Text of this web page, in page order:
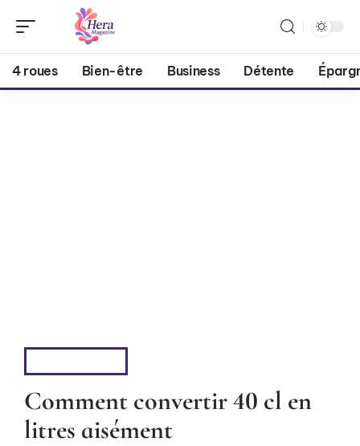
4 roues Bien-être Business Détente
Comment convertir 40 cl en
litres aisément